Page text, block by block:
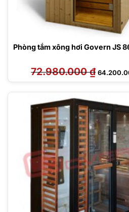
Phòng tắm xông hơi Govern JS
72.980.000₫ Giá
gốc
là: